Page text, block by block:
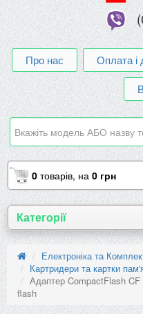
Про нас Оплата і
0 товарів, на 0 грн
Категорії
Електроніка та
Картридери та картки
Адаптер CompactFlash CF
flash